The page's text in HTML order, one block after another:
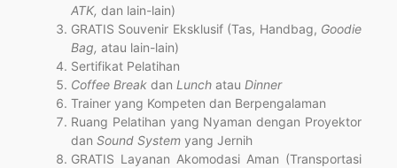
ATK, dan lain-lain)
GRATIS Souvenir Eksklusif (Tas, Handbag, Goodie
Bag, atau lain-lain)
Sertifikat Pelatihan
Coffee Break dan Lunch atau Dinner
Trainer yang Kompeten dan Berpengalaman
Ruang Pelatihan yang Nyaman dengan Proyektor
dan Sound System yang Jernih
GRATIS Layanan Akomodasi Aman (Transportasi